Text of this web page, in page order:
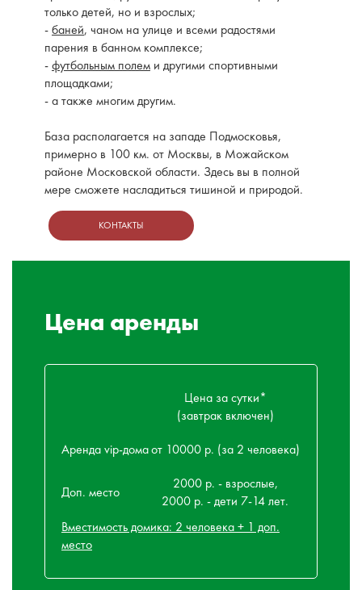
только детей, но и взрослых;
-баней, чаном на улице и всеми радостями
парения в банном комплексе;
-футбольным полем и другими спортивными
площадками;
- а также многим другим.
База располагается на западе Подмосковья,
примерно в 100 км. от Москвы, в Можайском
районе Московской области. Здесь вы в полной
мере сможете насладиться тишиной и природой.
КОНТАКТЫ
Цена аренды
Цена за сутки*
(завтрак включен)
Аренда vip-домаот 10000 р. (за 2 человека)
Доп. место
2000 р. - взрослые,
2000 р. - дети 7-14 лет.
Вместимость домика: 2 человека + 1 доп.
место